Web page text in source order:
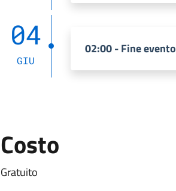
04
GIU
02:00 - Fine evento
Costo
Gratuito